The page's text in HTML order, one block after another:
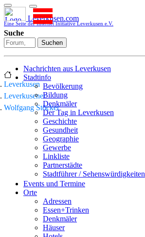
Leverkusen.com
Eine Seite der Internet Initiative Leverkusen e.V.
Suche
Suchen
Nachrichten aus Leverkusen
Stadtinfo
Bevölkerung
Bildung
Denkmäler
Der Tag in Leverkusen
Geschichte
Gesundheit
Geographie
Gewerbe
Linkliste
Partnerstädte
Stadtführer / Sehenswürdigkeiten
Stadtplan
Sport
Who is who
Wohnen
Events und Termine
Orte
Adressen
Essen+Trinken
Denkmäler
Häuser
Leverkusen
Leverkusener
Wolfgang Stöcker